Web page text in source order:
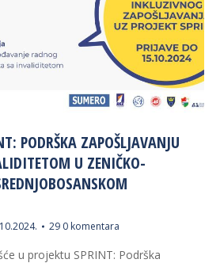
PODRŠKA ZAPOŠLJAVANJU
U ZENIČKO-
29 0 komentara
u projektu SPRINT: Podrška